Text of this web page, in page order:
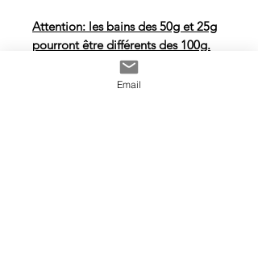
Attention: les bains des 50g et 25g
pourront être différents des 100g.
Email